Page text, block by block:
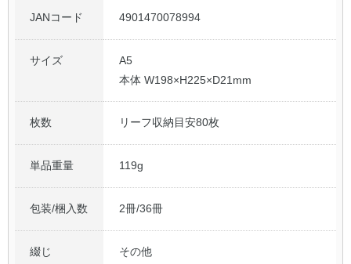
JANコード 4901470078994
サイズ
A5
本体 W198×H225×D21mm
枚数 リーフ収納目安80枚
単品重量 119g
包装/梱入数 2冊/36冊
綴じ その他